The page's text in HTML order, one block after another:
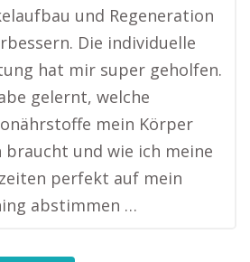
und Regeneration
Die individuelle
hat mir super geholfen.
gelernt, welche
mein Körper
braucht und wie ich meine
perfekt auf mein
abstimmen …